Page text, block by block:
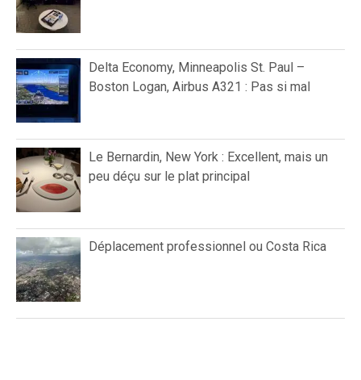
Delta Economy, Minneapolis St. Paul –
Boston Logan, Airbus A321 : Pas si mal
Le Bernardin, New York : Excellent, mais un
peu déçu sur le plat principal
Déplacement professionnel ou Costa Rica